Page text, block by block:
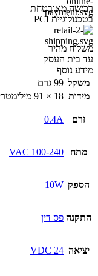
רכישה מאובטחת
בטכנולוגיית PCI
משלוח מהיר
עד בית העסק
מידע נוסף
משקל 99 גרם
מידות 18 × 91 מילימטרים
זרם 0.4A
מתח 100-240 VAC
הספק 10W
התקנה פס דין
יציאה 24 VDC